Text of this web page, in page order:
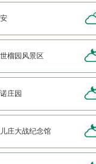
榴园风景区
庄园
庄大战纪念馆